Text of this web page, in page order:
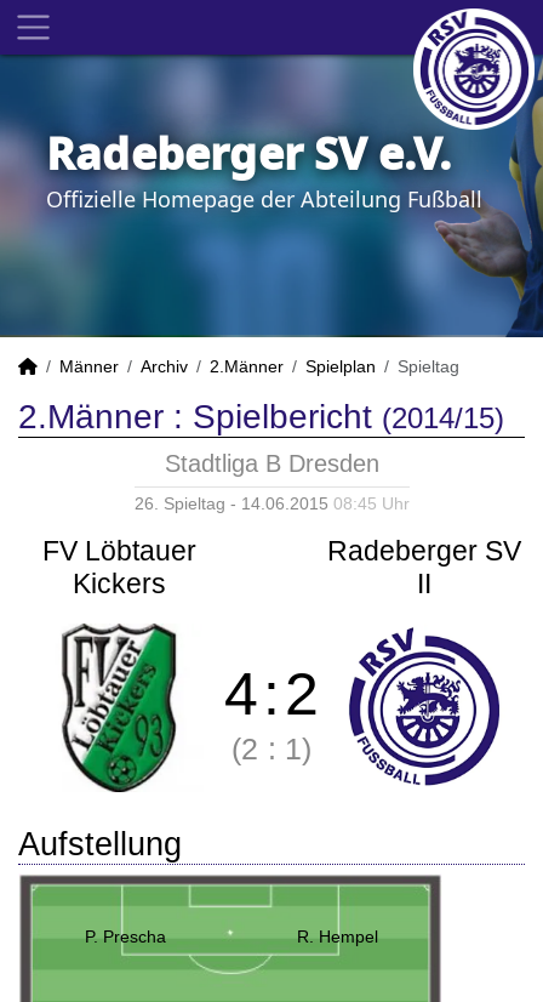
Radeberger SV e.V.
Offizielle Homepage der Abteilung Fußball
Männer Archiv 2.Männer Spielplan Spieltag
2.Männer : Spielbericht (2014/15)
Stadtliga B Dresden
26. Spieltag - 14.06.2015 08:45 Uhr
FV Löbtauer
Kickers
Radeberger SV
II
4:2
(2 : 1)
Aufstellung
P. Prescha R. Hempel